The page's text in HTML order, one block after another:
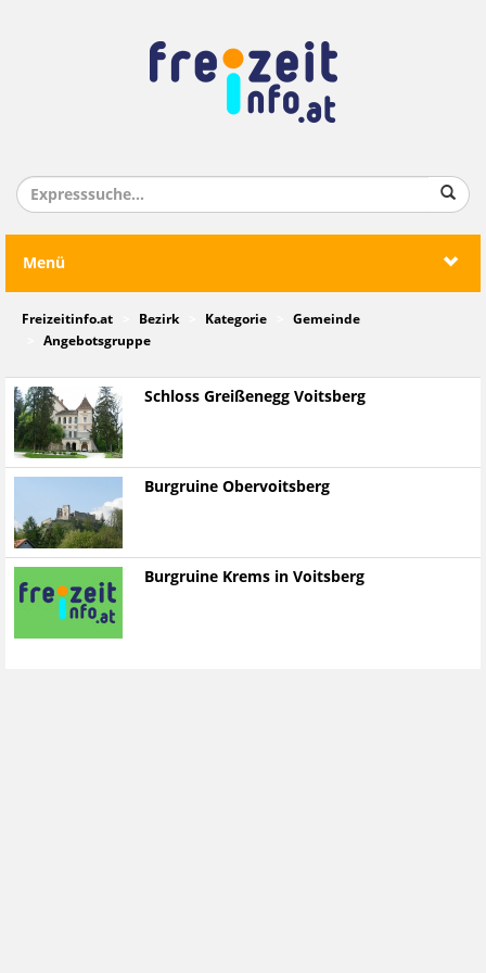
Menü
Freizeitinfo.at Bezirk Kategorie
Gemeinde
Angebotsgruppe
Schloss Greißenegg Voitsberg
Burgruine Obervoitsberg
Burgruine Krems in Voitsberg